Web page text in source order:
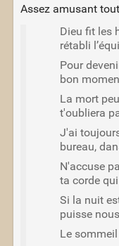
Assez amusant
Dieu fit les
rétabli
Pour
bon
La mort
t'oubliera
J'ai
bureau,
N'accuse
ta corde
Si la nuit
puisse
Le